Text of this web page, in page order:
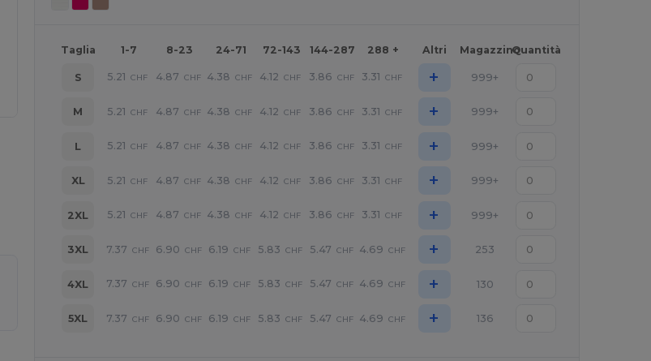
Taglia 1-7 8-23 24-71 72-143 144-287 288 + Altri MagazzinoQuantità
S 5.21 CHF 4.87 CHF 4.38 CHF 4.12 CHF 3.86 CHF 3.31 CHF + 999+
M 5.21 CHF 4.87 CHF 4.38 CHF 4.12 CHF 3.86 CHF 3.31 CHF + 999+
L 5.21 CHF 4.87 CHF 4.38 CHF 4.12 CHF 3.86 CHF 3.31 CHF + 999+
XL 5.21 CHF 4.87 CHF 4.38 CHF 4.12 CHF 3.86 CHF 3.31 CHF + 999+
2XL 5.21 CHF 4.87 CHF 4.38 CHF 4.12 CHF 3.86 CHF 3.31 CHF + 999+
3XL 7.37 CHF 6.90 CHF 6.19 CHF 5.83 CHF 5.47 CHF 4.69 CHF + 253
4XL 7.37 CHF 6.90 CHF 6.19 CHF 5.83 CHF 5.47 CHF 4.69 CHF + 130
5XL 7.37 CHF 6.90 CHF 6.19 CHF 5.83 CHF 5.47 CHF 4.69 CHF + 136